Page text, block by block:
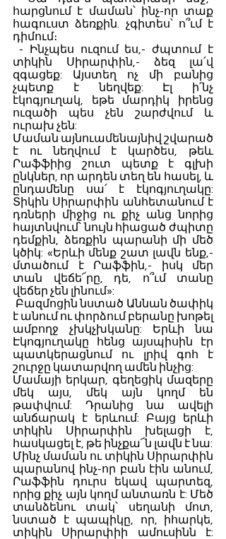
հարցնում է մաման՝ ինչ-որ տաք
հագուստ ձեռքին. չգիտես՝ ո՞ւմ է
դիմում։
տիկին Սիրարփին,- ձեզ լա՛վ
զգացեք: Այստեղ ոչ մի բանից
չպետք է նեղվեք: Էլ ի՛նչ
էկոգյուղակ, եթե մարդիկ իրենց
ուզածի պես չեն շարժվում և
ուրախ չեն:
Մաման այնուամենայնիվ շվարած
է ու նեղվում է կարծես, թեև
Րաֆֆիից շուտ պետք է գլխի
ընկներ, որ արդեն տեղ են հասել, և
ընդամենը սա՛ է էկոգյուղակը:
Տիկին Սիրարփին անհետանում է
դռների միջից ու քիչ անց նորից
հայտնվում՝ նույն հիացած ժպիտը
դեմքին, ձեռքին պարանի մի մեծ
կծիկ: «Երևի մենք շատ լավն ենք,-
մտածում է Րաֆֆին,- իսկ մեր
տան վեճե՜րը, դե, ո՞ւմ տանը
վեճեր չեն լինում»:
է անում ու փորձում բերանը խոթել
ամբողջ չխկչխկանը: Երևի նա
Էկոգյուղակը հենց այսպիսին էր
պատկերացնում ու լրիվ գոհ է
շուրջը կատարվող ամեն ինչից:
Մամայի երկար, գեղեցիկ մազերը
մեկ այս, մեկ այն կողմ են
թափվում: Դրանից նա ավելի
անճարակ է երևում: Բայց երևի
տիկին Սիրարփին խելացի է,
հասկացել է, թե ինչքա՜ն լավն է նա:
Մինչ մաման ու տիկին Սիրարփին
պարանով ինչ-որ բան էին անում,
Րաֆֆին դուրս եկավ պարտեզ,
որից քիչ այն կողմ անտառն է: Մեծ
տանձենու տակ՝ սեղանի մոտ,
նստած է պապիկը, որ, իհարկե,
տիկին Սիրարփիի ամուսինն է: